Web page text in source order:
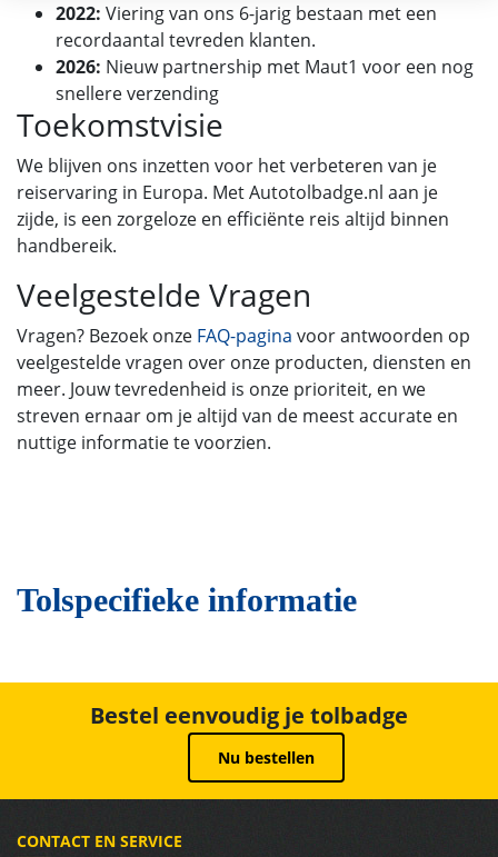
2022: Viering van ons 6-jarig bestaan met een
recordaantal tevreden klanten.
2026: Nieuw partnership met Maut1 voor een nog
snellere verzending
Toekomstvisie
We blijven ons inzetten voor het verbeteren van je
reiservaring in Europa. Met Autotolbadge.nl aan je
zijde, is een zorgeloze en efficiënte reis altijd binnen
handbereik.
Veelgestelde Vragen
Vragen? Bezoek onze FAQ-pagina voor antwoorden op
veelgestelde vragen over onze producten, diensten en
meer. Jouw tevredenheid is onze prioriteit, en we
streven ernaar om je altijd van de meest accurate en
nuttige informatie te voorzien.
Tolspecifieke informatie
Bestel eenvoudig je tolbadge
Nu bestellen
CONTACT EN SERVICE